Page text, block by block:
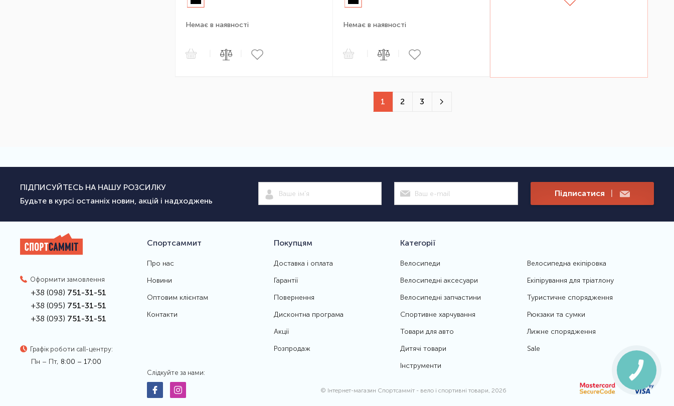
Немає в наявності Немає в наявності
1 2 3
ПІДПИСУЙТЕСЬ НА НАШУ РОЗСИЛКУ
Будьте в курсі останніх новин, акцій і надходжень
Підписатися |
Оформити замовлення
+38 (098) 751-31-51
+38 (095) 751-31-51
+38 (093) 751-31-51
Графік роботи call-центру:
Пн – Пт, 8:00 – 17:00
Спортсаммит
Про нас
Новини
Оптовим клієнтам
Контакти
Покупцям
Доставка і оплата
Гарантії
Повернення
Дисконтна програма
Акції
Розпродаж
Категорії
Велосипеди
Велосипедні аксесуари
Велосипедні запчастини
Спортивне харчування
Товари для авто
Дитячі товари
Інструменти
Велосипедна екіпіровка
Екіпірування для тріатлону
Туристичне спорядження
Рюкзаки та сумки
Лижне спорядження
Sale
Слідкуйте за нами:
© Інтернет-магазин Спортсамміт - вело і спортивні товари, 2026